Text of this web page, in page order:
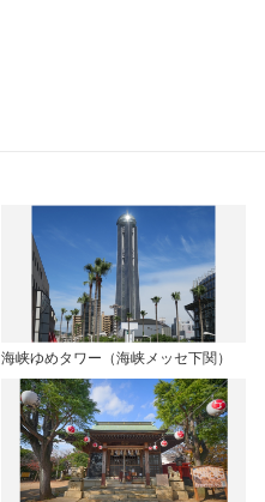
海峡ゆめタワー（海峡メッセ下関）